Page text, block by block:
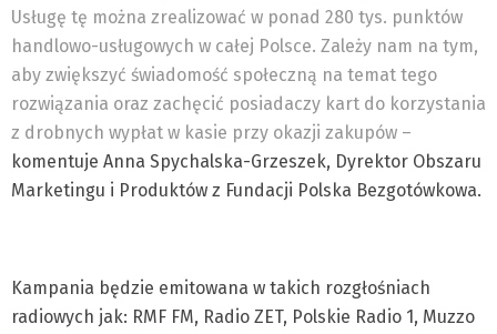
Usługę tę można zrealizować w ponad 280 tys. punktów
handlowo-usługowych w całej Polsce. Zależy nam na tym,
aby zwiększyć świadomość społeczną na temat tego
rozwiązania oraz zachęcić posiadaczy kart do korzystania
z drobnych wypłat w kasie przy okazji zakupów –
komentuje Anna Spychalska-Grzeszek, Dyrektor Obszaru
Marketingu i Produktów z Fundacji Polska Bezgotówkowa.
Kampania będzie emitowana w takich rozgłośniach
radiowych jak: RMF FM, Radio ZET, Polskie Radio 1, Muzzo